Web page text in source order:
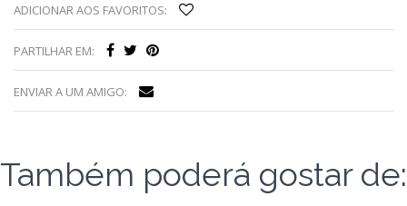
ADICIONAR AOS FAVORITOS:
PARTILHAR EM:
ENVIAR A UM AMIGO:
Também poderá gostar de: